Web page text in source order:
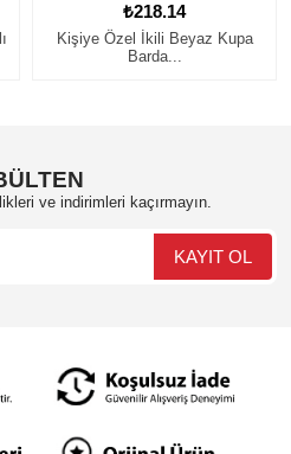
Kupa
₺141.47
Kişiye Özel İsimli My
ve indirimleri kaçırmayın.